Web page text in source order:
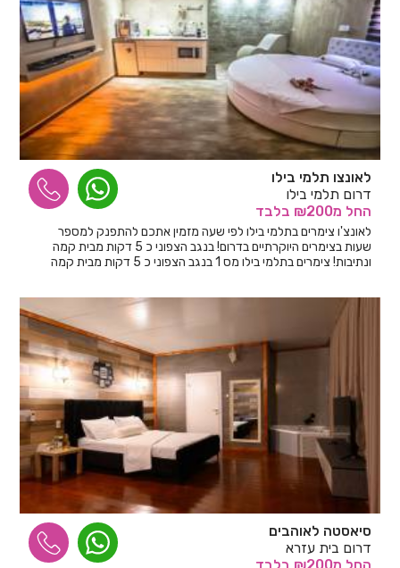
לאונצו תלמי בילו
דרום תלמי בילו
החל מ₪200 בלבד
לאונצ'ו צימרים בתלמי בילו לפי שעה מזמין אתכם להתפנק למספר
שעות בצימרים היוקרתיים בדרום! בנגב הצפוני כ 5 דקות מבית קמה
ונתיבות! צימרים בתלמי בילו מס 1 בנגב הצפוני כ 5 דקות מבית קמה
סיאסטה לאוהבים
דרום בית עזרא
החל מ₪200 בלבד